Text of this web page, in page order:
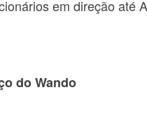
em direção até
do Wando